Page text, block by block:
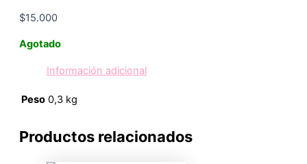
$15.000
Agotado
Información adicional
Peso 0,3 kg
Productos relacionados